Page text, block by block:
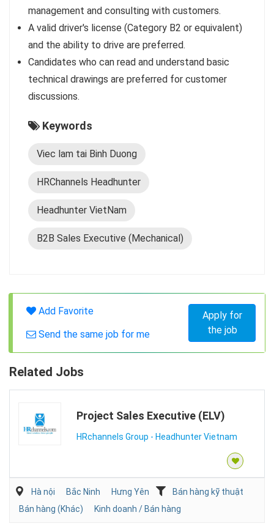
management and consulting with customers.
A valid driver's license (Category B2 or equivalent)
and the ability to drive are preferred.
Candidates who can read and understand basic
technical drawings are preferred for customer
discussions.
Keywords
Viec lam tai Binh Duong
HRChannels Headhunter
Headhunter VietNam
B2B Sales Executive (Mechanical)
Add Favorite
Send the same job for me
Apply for
the job
Related Jobs
Project Sales Executive (ELV)
HRchannels Group - Headhunter Vietnam
Hà nội Bắc Ninh Hưng Yên
Bán hàng kỹ thuật
Bán hàng (Khác)
Kinh doanh / Bán hàng